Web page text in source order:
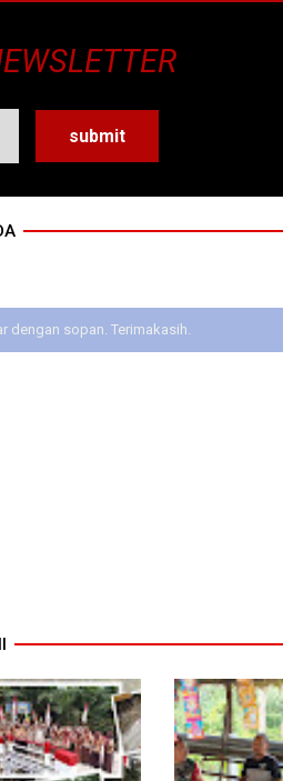
dengan sopan. Terimakasih.